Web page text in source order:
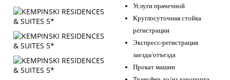
Услуги прачечной
Круглосуточная стойка
регистрации
Экспресс-регистрация
заезда/отъезда
Прокат машин